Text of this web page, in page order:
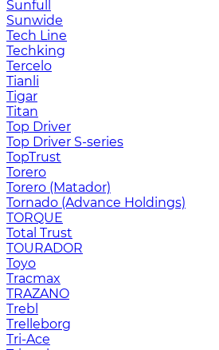
Sunfull
Sunwide
Tech Line
Techking
Tercelo
Tianli
Tigar
Titan
Top Driver
Top Driver S-series
TopTrust
Torero
Torero (Matador)
Tornado (Advance Holdings)
TORQUE
Total Trust
TOURADOR
Toyo
Tracmax
TRAZANO
Trebl
Trelleborg
Tri-Ace